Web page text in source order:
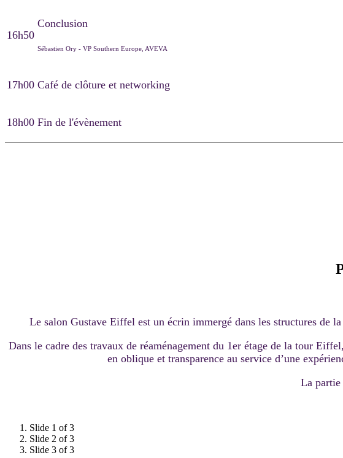
16h50
Conclusion
Sébastien Ory - VP Southern Europe, AVEVA
17h00 Café de clôture et networking
18h00 Fin de l'évènement
Le salon Gustave Eiffel est un écrin immergé dans les structures de
Dans le cadre des travaux de réaménagement du 1er étage de la tour
en oblique et transparence au service d’une
La
Slide 1 of 3
Slide 2 of 3
Slide 3 of 3